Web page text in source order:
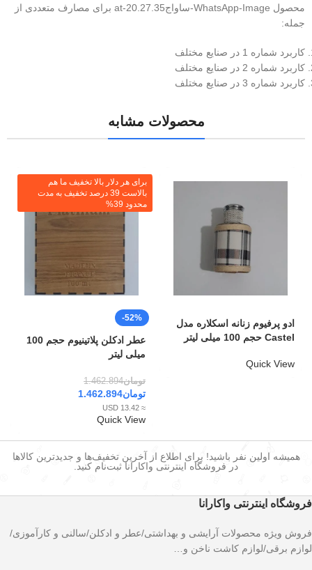
محصول WhatsApp-Image-ساواجat-20.27.35 برای مصارف متعددی از
جمله:
کاربرد شماره 1 در صنایع مختلف
کاربرد شماره 2 در صنایع مختلف
کاربرد شماره 3 در صنایع مختلف
محصولات مشابه
ادو پرفیوم زنانه اسکلاره مدل
Castel حجم 100 میلی لیتر
Quick View
برای هر دلار بالا تخفیف ما هم
بالاست 39 درصد تخفیف به مدت
محدود 39%
-52%
عطر ادکلن پلاتینیوم حجم 100
میلی لیتر
تومان1.462.894
تومان1.462.894
≈ 13.42 USD
Quick View
همیشه اولین نفر باشید! برای اطلاع از آخرین تخفیف‌ها و جدیدترین کالاها
در فروشگاه اینترنتی واکارانا ثبت‌نام کنید.
فروشگاه اینترنتی واکارانا
فروش ویژه محصولات آرایشی و بهداشتی/عطر و ادکلن/سالنی و کارآموزی/
لوازم برقی/لوازم کاشت ناخن و…